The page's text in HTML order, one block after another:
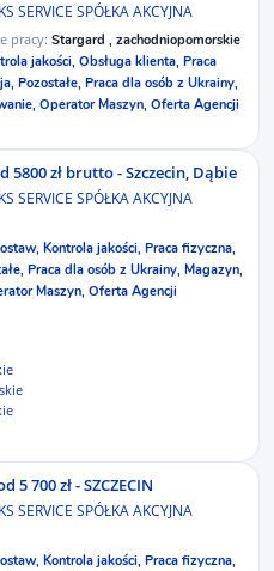
SERVICE SPÓŁKA AKCYJNA
pracy: Stargard , zachodniopomorskie
jakości, Obsługa klienta, Praca
Pozostałe, Praca dla osób z Ukrainy,
Operator Maszyn, Oferta Agencji
zł brutto - Szczecin, Dąbie
SERVICE SPÓŁKA AKCYJNA
Kontrola jakości, Praca fizyczna,
Praca dla osób z Ukrainy, Magazyn,
Maszyn, Oferta Agencji
5 700 zł - SZCZECIN
SERVICE SPÓŁKA AKCYJNA
Kontrola jakości, Praca fizyczna,